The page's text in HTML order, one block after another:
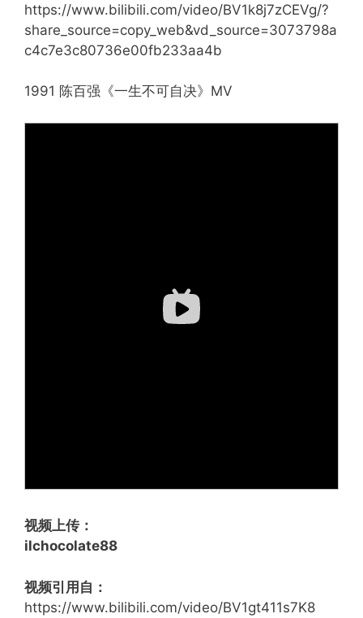
https://www.bilibili.com/video/BV1k8j7zCEVg/?
share_source=copy_web&vd_source=3073798a
c4c7e3c80736e00fb233aa4b
1991 陈百强《一生不可自决》MV
视频上传：
ilchocolate88
视频引用自：
https://www.bilibili.com/video/BV1gt411s7K8